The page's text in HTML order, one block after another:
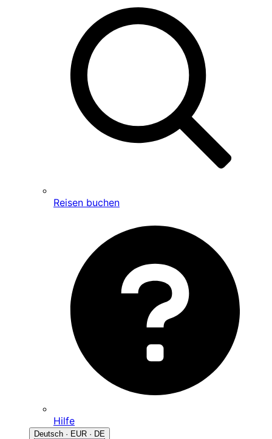
Reisen buchen
Hilfe
Deutsch · EUR · DE